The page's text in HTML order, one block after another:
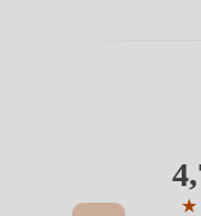
Ihre E-Mail-
★